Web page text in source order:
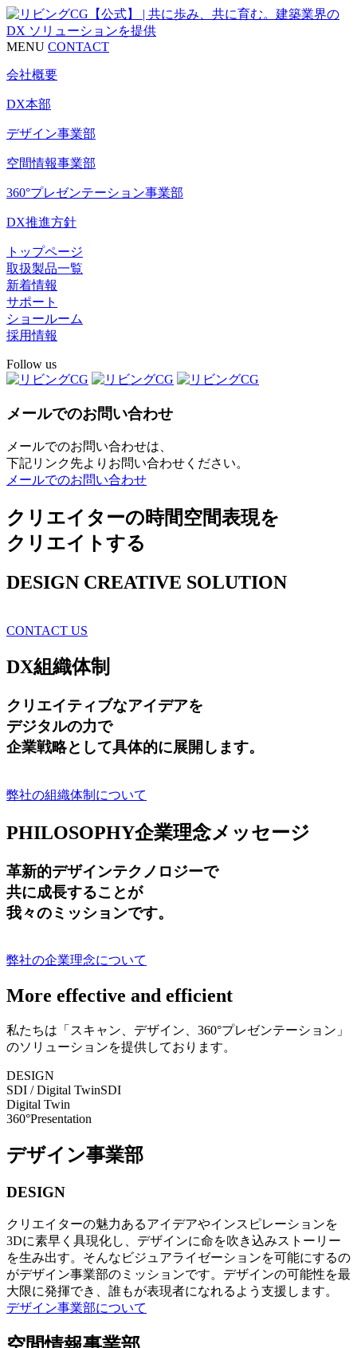
MENU CONTACT
会社概要
DX本部
デザイン事業部
空間情報事業部
360°プレゼンテーション事業部
DX推進方針
トップページ
取扱製品一覧
新着情報
サポート
ショールーム
採用情報
Follow us
メールでのお問い合わせ
メールでのお問い合わせは、
下記リンク先よりお問い合わせください。
メールでのお問い合わせ
クリエイターの時間空間表現を
クリエイトする
DESIGN CREATIVE SOLUTION
CONTACT US
DX組織体制
クリエイティブなアイデアを
デジタルの力で
企業戦略として具体的に展開します。
弊社の組織体制について
PHILOSOPHY企業理念メッセージ
革新的デザインテクノロジーで
共に成長することが
我々のミッションです。
弊社の企業理念について
More effective and efficient
私たちは「スキャン、デザイン、360°プレゼンテーション」
のソリューションを提供しております。
DESIGN
SDI / Digital TwinSDI
Digital Twin
360°Presentation
デザイン事業部
DESIGN
クリエイターの魅力あるアイデアやインスピレーションを
3Dに素早く具現化し、デザインに命を吹き込みストーリー
を生み出す。そんなビジュアライゼーションを可能にするの
がデザイン事業部のミッションです。デザインの可能性を最
大限に発揮でき、誰もが表現者になれるよう支援します。
デザイン事業部について